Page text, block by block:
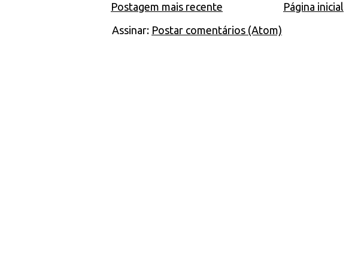
Postagem mais recente
Página inicial
Assinar: Postar comentários (Atom)